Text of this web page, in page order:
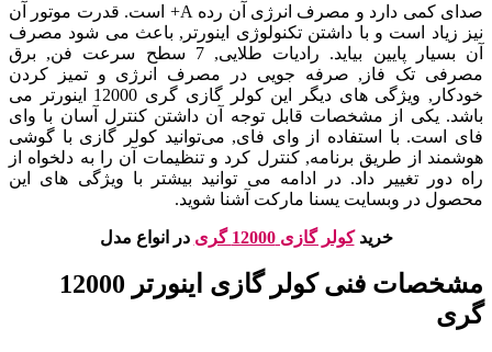
صدای کمی دارد و مصرف انرژی آن رده A+ است. قدرت موتور آن
نیز زیاد است و با داشتن تکنولوژی اینورتر, باعث می شود مصرف
آن بسیار پایین بیاید. رادیات طلایی, 7 سطح سرعت فن, برق
مصرفی تک فاز, صرفه جویی در مصرف انرژی و تمیز کردن
خودکار, ویژگی های دیگر این کولر گازی گری 12000 اینورتر می
باشد. یکی از مشخصات قابل توجه آن داشتن کنترل آسان با وای
فای است. با استفاده از وای فای, می‌توانید کولر گازی با گوشی
هوشمند از طریق برنامه, کنترل کرد و تنظیمات آن را به دلخواه از
راه دور تغییر داد. در ادامه می توانید بیشتر با ویژگی های این
محصول در وبسایت یسنا مارکت آشنا شوید.
خریدکولر گازی 12000 گری در انواع مدل
مشخصات فنی کولر گازی اینورتر 12000
گری